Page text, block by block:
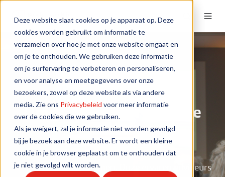
Deze website slaat cookies op je apparaat op. Deze
cookies worden gebruikt om informatie te
verzamelen over hoe je met onze website omgaat en
om je te onthouden. We gebruiken deze informatie
om je surfervaring te verbeteren en personaliseren,
en voor analyse en meetgegevens over onze
bezoekers, zowel op deze website als via andere
media. Zie ons Privacybeleid voor meer informatie
over de cookies die we gebruiken.
Als je weigert, zal je informatie niet worden gevolgd
bij je bezoek aan deze website. Er wordt een kleine
cookie in je browser geplaatst om te onthouden dat
je niet gevolgd wilt worden.
Diensten
Omgeving & Participatie
Draagvlak maak je samen. Onze ervaren adviseurs